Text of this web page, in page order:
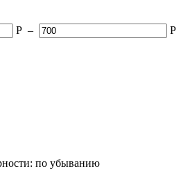
Р – Р
по убыванию